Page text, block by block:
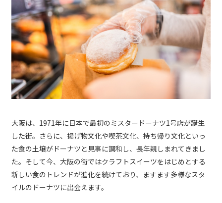
大阪は、1971年に日本で最初のミスタードーナツ1号店が誕生
した街。さらに、揚げ物文化や喫茶文化、持ち帰り文化といっ
た食の土壌がドーナツと見事に調和し、長年親しまれてきまし
た。そして今、大阪の街ではクラフトスイーツをはじめとする
新しい食のトレンドが進化を続けており、ますます多様なスタ
イルのドーナツに出会えます。